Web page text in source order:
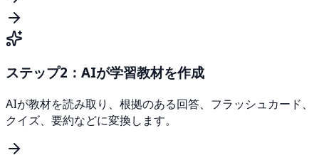
ステップ2：AIが学習教材を作成
AIが教材を読み取り、根拠のある回答、フラッシュカード、
クイズ、要約などに変換します。